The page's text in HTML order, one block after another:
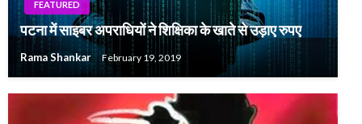
FEATURED
पटना में साइबर अपराधियों ने शिक्षिका के खाते से उड़ाए रुपए
Rama Shankar February 19, 2019